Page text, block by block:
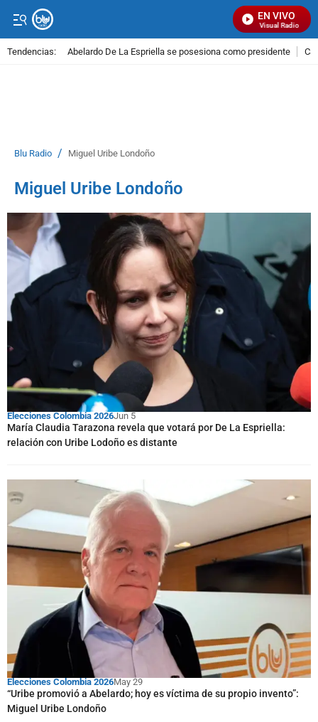
EN VIVO
Señal Visual Radio
Tendencias: Abelardo De La Espriella se posesiona como presidente
Blu Radio / Miguel Uribe Londoño
Miguel Uribe Londoño
Elecciones Colombia 2026Jun 5
María Claudia Tarazona revela que votará por De La Espriella:
relación con Uribe Lodoño es distante
Elecciones Colombia 2026May 29
“Uribe promovió a Abelardo; hoy es víctima de su propio invento”:
Miguel Uribe Londoño